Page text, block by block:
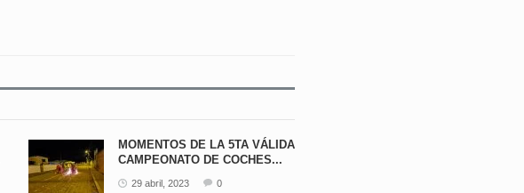
MOMENTOS DE LA 5TA VÁLIDA
CAMPEONATO DE COCHES...
29 abril, 2023 0